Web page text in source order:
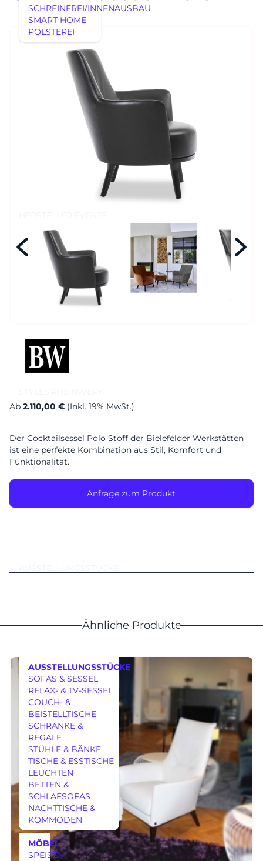
SCHREINEREI/INNENAUSBAU
SMART HOME
POLSTEREI
AUSSTELLUNGSSTÜCKE
SOFAS & SESSEL
RELAX- & TV-SESSEL
COUCH- &
BEISTELLTISCHE
SCHRÄNKE &
REGALE
STÜHLE & BÄNKE
TISCHE & ESSTISCHE
LEUCHTEN
BETTEN &
SCHLAFSOFAS
NACHTTISCHE &
KOMMODEN
MÖBEL
MÖBEL
SPEISEN
UNSERE EXPERTISE
UNSERE EXPERTISE
REFERENZEN
EVENTS
RHEINWERK
AUSSTELLUNGSSTÜCKE
AUSSTELLUNGSSTÜCKE
Ab 2.110,00 € (Inkl. 19% MwSt.)
Der Cocktailsessel Polo Stoff der Bielefelder Werkstätten
ist eine perfekte Kombination aus Stil, Komfort und
Funktionalität.
Anfrage zum Produkt
Ähnliche Produkte
Königswinterer Str. 319
53639 Königswinter-Ittenbach
0 22 23 - 91 89 0
Di.-Fr. 10-18 Uhr
Sa. 10-17 Uhr
Montag geschlossen